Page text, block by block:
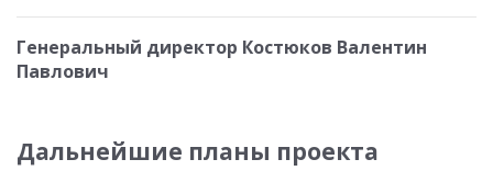
Генеральный директор Костюков Валентин
Павлович
Дальнейшие планы проекта